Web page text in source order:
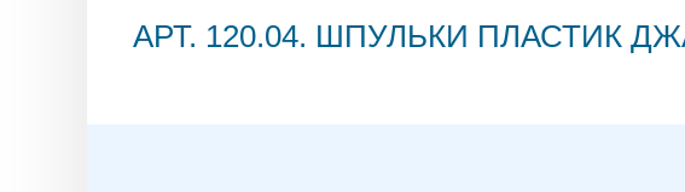
АРТ. 120.04. ШПУЛЬКИ ПЛАСТИК